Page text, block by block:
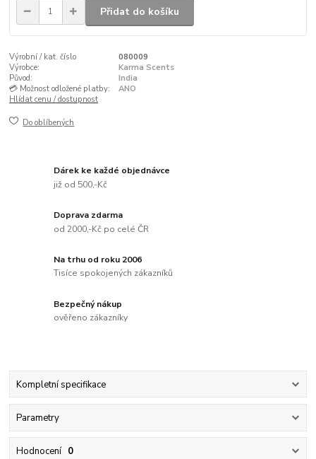
Přidat do košíku
Výrobní / kat. číslo
080009
Výrobce:
Karma Scents
Původ:
India
💳 Možnost odložené platby:
ANO
Hlídat cenu / dostupnost
Do oblíbených
Dárek ke každé objednávce
již od 500,-Kč
Doprava zdarma
od 2000,-Kč po celé ČR
Na trhu od roku 2006
Tisíce spokojených zákazníků
Bezpečný nákup
ověřeno zákazníky
Kompletní specifikace
Parametry
Hodnocení 0